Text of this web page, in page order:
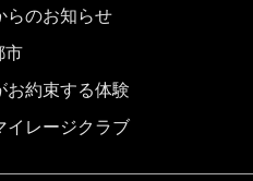
らのお知らせ
市
お約束する体験
イレージクラブ